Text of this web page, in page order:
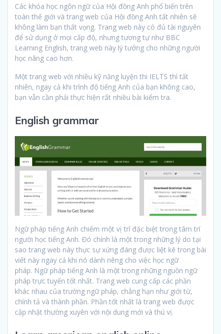
Các khóa học ngôn ngữ của Hội đồng Anh phổ biến trên
toàn thế giới và trang web của Hội đồng Anh tất nhiên sẽ
không làm bạn thất vọng. Trang web này có đủ tài nguyên
để sử dụng ở mọi cấp độ, nhưng tương tự như BBC
Learning English, trang web này lý tưởng cho những người
học nâng cao hơn.
Một trang web với nhiều kỹ năng luyện thi IELTS thì tất
nhiên, ngay cả khi trình độ tiếng Anh của bạn không cao,
bạn vẫn cần phải thực hiện rất nhiều bài kiểm tra.
English grammar
Ngữ pháp tiếng Anh chiếm một vị trí đặc biệt trong tâm trí
người học tiếng Anh. Đó chính là một trong những lý do tại
sao trang web này thực sự xứng đáng được liệt kê trong bài
viết này ngay cả khi nó dành riêng cho việc học ngữ
pháp. Ngữ pháp tiếng Anh là một trong những nguồn ngữ
pháp trực tuyến tốt nhất. Trang web cung cấp các phần
khác nhau của trường ngữ pháp, chẳng hạn như giới từ,
chính tả và thành phần. Phần tốt nhất là trang web được
cập nhật thường xuyên với nội dung mới và thú vị.